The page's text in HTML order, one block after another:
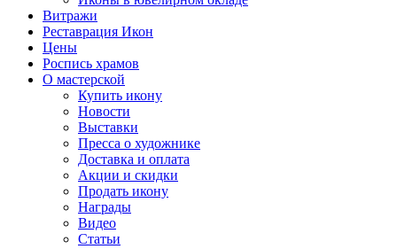
Витражи
Реставрация Икон
Цены
Роспись храмов
О мастерской
Купить икону
Новости
Выставки
Пресса о художнике
Доставка и оплата
Акции и скидки
Продать икону
Награды
Видео
Статьи